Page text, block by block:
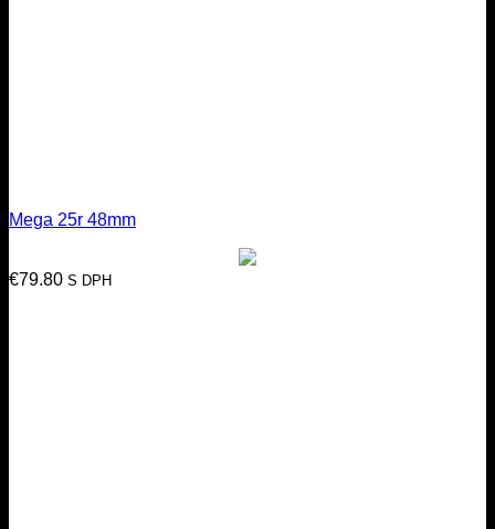
Mega 25r 48mm
€79.80 S DPH